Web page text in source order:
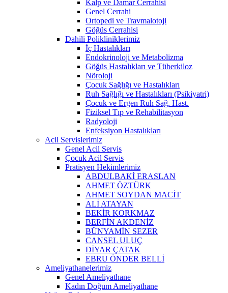
Kalp ve Damar Cerrahisi
Genel Cerrahi
Ortopedi ve Travmalotoji
Göğüs Cerrahisi
Dahili Polikliniklerimiz
İç Hastalıkları
Endokrinoloji ve Metabolizma
Göğüs Hastalıkları ve Tüberkiloz
Nöroloji
Çocuk Sağlığı ve Hastalıkları
Ruh Sağlığı ve Hastalıkları (Psikiyatri)
Çocuk ve Ergen Ruh Sağ. Hast.
Fiziksel Tıp ve Rehabilitasyon
Radyoloji
Enfeksiyon Hastalıkları
Acil Servislerimiz
Genel Acil Servis
Çocuk Acil Servis
Pratisyen Hekimlerimiz
ABDULBAKİ ERASLAN
AHMET ÖZTÜRK
AHMET SOYDAN MACİT
ALİ ATAYAN
BEKİR KORKMAZ
BERFİN AKDENİZ
BÜNYAMİN SEZER
CANSEL ULUÇ
DİYAR ÇATAK
EBRU ÖNDER BELLİ
Ameliyathanelerimiz
Genel Ameliyathane
Kadın Doğum Ameliyathane